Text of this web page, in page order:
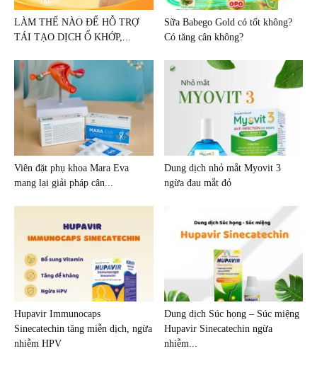
LÀM THẾ NÀO ĐỂ HỖ TRỢ
TÁI TẠO DỊCH Ổ KHỚP,...
Sữa Babego Gold có tốt không?
Có tăng cân không?
Viên đặt phụ khoa Mara Eva
mang lại giải pháp cân...
Dung dịch nhỏ mắt Myovit 3
ngừa đau mắt đỏ
Hupavir Immunocaps
Sinecatechin tăng miễn dịch, ngừa
nhiễm HPV
Dung dịch Súc họng – Súc miệng
Hupavir Sinecatechin ngừa
nhiễm...